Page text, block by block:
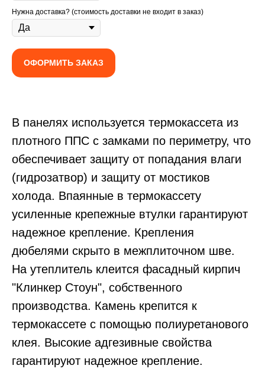
Нужна доставка? (стоимость доставки не входит в заказ)
ОФОРМИТЬ ЗАКАЗ
В панелях используется термокассета из
плотного ППС с замками по периметру, что
обеспечивает защиту от попадания влаги
(гидрозатвор) и защиту от мостиков
холода. Впаянные в термокассету
усиленные крепежные втулки гарантируют
надежное крепление. Крепления
дюбелями скрыто в межплиточном шве.
На утеплитель клеится фасадный кирпич
"Клинкер Стоун", собственного
производства. Камень крепится к
термокассете с помощью полиуретанового
клея. Высокие адгезивные свойства
гарантируют надежное крепление.